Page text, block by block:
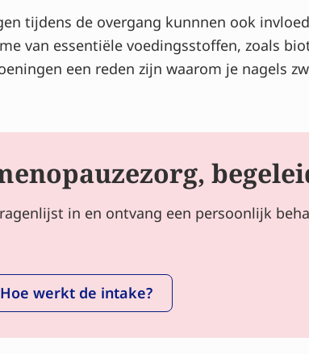
tijdens de overgang kunnnen ook
van essentiële voedingsstoffen, zoals
een reden zijn waarom je nagels
in en ontvang een persoonlijk
Hoe werkt de intake?